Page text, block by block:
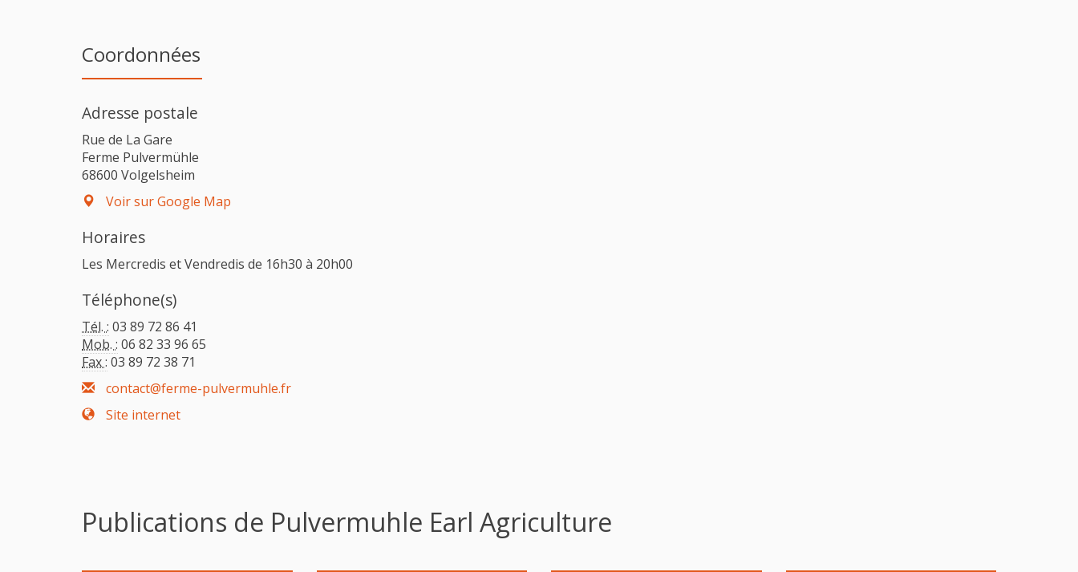
Coordonnées
Adresse postale
Rue de La Gare
Ferme Pulvermühle
68600 Volgelsheim
Voir sur Google Map
Horaires
Les Mercredis et Vendredis de 16h30 à 20h00
Téléphone(s)
Tél. : 03 89 72 86 41
Mob. : 06 82 33 96 65
Fax : 03 89 72 38 71
contact@ferme-pulvermuhle.fr
Site internet
Publications de Pulvermuhle Earl Agriculture